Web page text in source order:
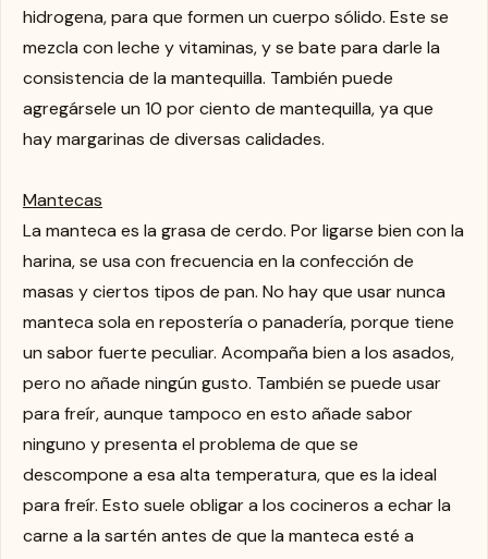
hidrogena, para que formen un cuerpo sólido. Este se
mezcla con leche y vitaminas, y se bate para darle la
consistencia de la mantequilla. También puede
agregársele un 10 por ciento de mantequilla, ya que
hay margarinas de diversas calidades.
Mantecas
La manteca es la grasa de cerdo. Por ligarse bien con la
harina, se usa con frecuencia en la confección de
masas y ciertos tipos de pan. No hay que usar nunca
manteca sola en repostería o panadería, porque tiene
un sabor fuerte peculiar. Acompaña bien a los asados,
pero no añade ningún gusto. También se puede usar
para freír, aunque tampoco en esto añade sabor
ninguno y presenta el problema de que se
descompone a esa alta temperatura, que es la ideal
para freír. Esto suele obligar a los cocineros a echar la
carne a la sartén antes de que la manteca esté a